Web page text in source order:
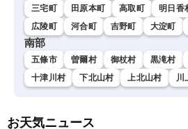
三宅町
田原本町 高取町 明日香
広陵町
河合町 吉野町 大淀町
南部
五條市 曽爾村 御杖村 黒滝村
十津川村
下北山村 上北山村 川
お天気ニュース